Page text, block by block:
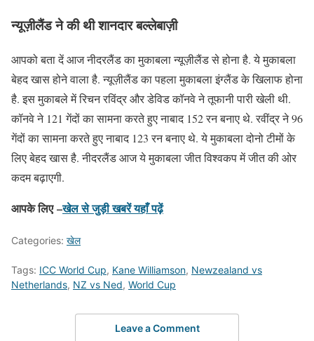
न्यूज़ीलैंड ने की थी शानदार बल्लेबाज़ी
आपको बता दें आज नीदरलैंड का मुकाबला न्यूज़ीलैंड से होना है. ये मुकाबला
बेहद खास होने वाला है. न्यूज़ीलैंड का पहला मुकाबला इंग्लैंड के खिलाफ होना
है. इस मुकाबले में रिचन रविंद्र और डेविड कॉनवे ने तूफानी पारी खेली थी.
कॉनवे ने 121 गेंदों का सामना करते हुए नाबाद 152 रन बनाए थे. रवींद्र ने 96
गेंदों का सामना करते हुए नाबाद 123 रन बनाए थे. ये मुकाबला दोनो टीमों के
लिए बेहद खास है. नीदरलैंड आज ये मुकाबला जीत विश्वकप में जीत की ओर
कदम बढ़ाएगी.
आपके लिए –खेल से जुड़ी खबरें यहाँ पढ़ें
Categories: खेल
Tags: ICC World Cup, Kane Williamson, Newzealand vs
Netherlands, NZ vs Ned, World Cup
Leave a Comment